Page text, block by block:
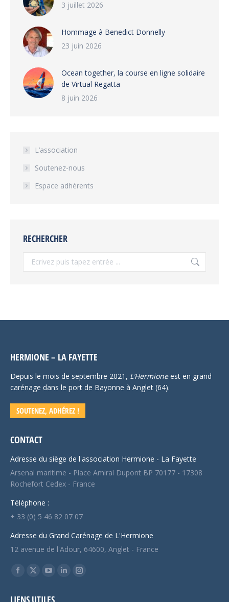
3 juillet 2026
Hommage à Benedict Donnelly
23 juin 2026
Ocean together, la course en ligne solidaire
de Virtual Regatta
8 juin 2026
L’association
Soutenez-nous
Espace adhérents
RECHERCHER
Recherche
:
HERMIONE – LA FAYETTE
Depuis le mois de septembre 2021, L’Hermioneest en grand
carénage dans le port de Bayonne à Anglet (64).
SOUTENEZ, ADHÉREZ !
CONTACT
Adresse du siège de l'association Hermione - La Fayette
Arsenal maritime - Place Amiral Dupont BP 70177 - 17308
Rochefort Cedex - France
Téléphone :
+ 33 (0) 5 46 82 07 07
Adresse du Grand Carénage de L'Hermione
12 avenue de l'Adour, 64600, Anglet - France
Trouvez nous sur :
Facebook
X
YouTubeLinkedInInstagram